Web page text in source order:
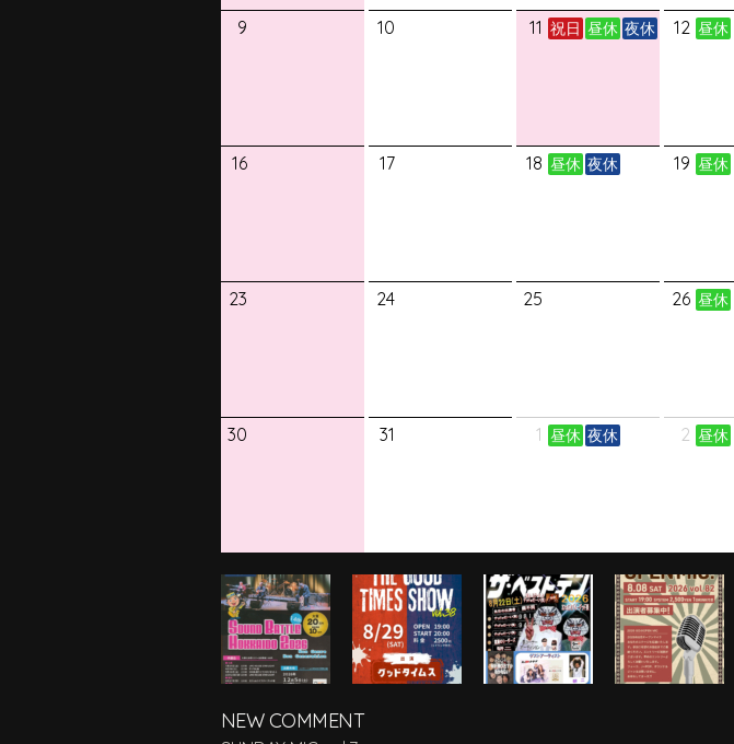
9 10 11 祝日 昼休 夜休 12 昼休
16 17 18 昼休 夜休 19 昼休
23 24 25 26 昼休
30 31 1 昼休 夜休 2 昼休
NEW COMMENT